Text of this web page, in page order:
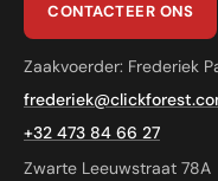
CONTACTEER ONS
Zaakvoerder: Frederiek
+32 473 84 66 27
Zwarte Leeuwstraat 78A